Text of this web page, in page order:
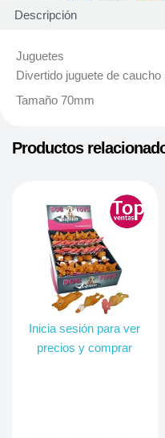
Descripción
Juguetes
Divertido juguete de
Tamaño 70mm
Productos
Inicia sesión para ver
precios y comprar